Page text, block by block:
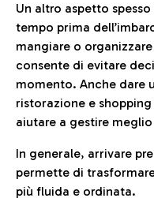
Un altro aspetto
tempo prima
mangiare o
consente di evitare
momento. Anche dare
ristorazione e
aiutare a gestire meglio
In generale, arrivare
permette di
più fluida e ordinata.